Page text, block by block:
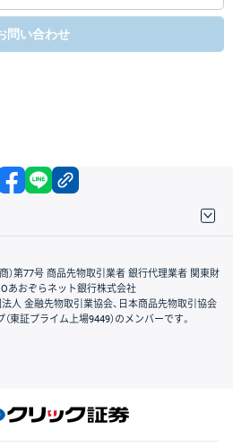
問い合わせ
X facebook
）第77号 商品先物取引業者 銀行代理業者 関東財
あおぞらネット銀行株式会社
人 金融先物取引業協会、日本商品先物取引協会
東証プライム上場9449）のメンバーです。